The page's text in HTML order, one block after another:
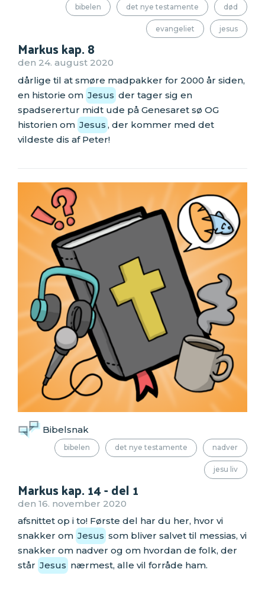
bibelen det nye testamente død
evangeliet jesus
Markus kap. 8
den 24. august 2020
dårlige til at smøre madpakker for 2000 år siden,
en historie om Jesus der tager sig en
spadserertur midt ude på Genesaret sø OG
historien om Jesus , der kommer med det
vildeste dis af Peter!
Bibelsnak
bibelen det nye testamente nadver
jesu liv
Markus kap. 14 - del 1
den 16. november 2020
afsnittet op i to! Første del har du her, hvor vi
snakker om Jesus som bliver salvet til messias, vi
snakker om nadver og om hvordan de folk, der
står Jesus nærmest, alle vil forråde ham.